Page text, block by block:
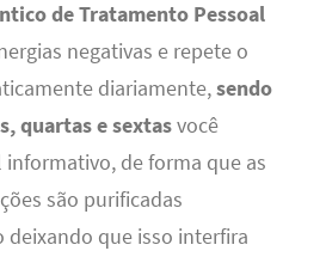
de Tratamento Pessoal
negativas e repete o
diariamente,sendo
quartas e sextasvocê
informativo, de forma que as
são purificadas
deixando que isso interfira